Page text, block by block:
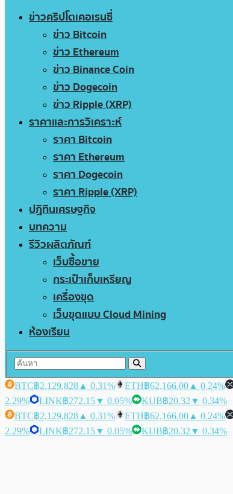
ข่าวคริปโตเคอเรนซี่
ข่าว Bitcoin
ข่าว Ethereum
ข่าว Binance Coin
ข่าว Dogecoin
ข่าว Ripple (XRP)
ราคาและการวิเคราะห์
ราคา Bitcoin
ราคา Ethereum
ราคา Dogecoin
ราคา Ripple (XRP)
ปฏิทินเศรษฐกิจ
บทความ
รีวิวผลิตภัณฑ์
เว็บซื้อขาย
กระเป๋าเก็บเหรียญ
เครื่องขุด
เว็บขุดแบบ Cloud Mining
ห้องเรียน
BTC฿2,129,828 ▲ 0.31% ETH฿62,166.00 ▲ 0.24%
2.29%
LINK฿272.15▼ 0.05% KUB฿20.32 ▼ 0.34%
BTC฿2,129,828 ▲ 0.31% ETH฿62,166.00 ▲ 0.24%
2.29%
LINK฿272.15▼ 0.05% KUB฿20.32 ▼ 0.34%